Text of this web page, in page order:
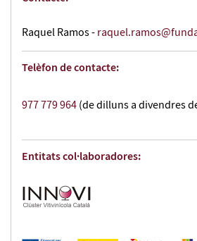
Raquel Ramos -
Telèfon de contacte:
977 779 964(de dilluns a divendres
Entitats col·laboradores: